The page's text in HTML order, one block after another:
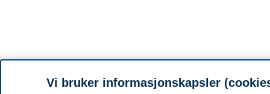
Vi bruker informasjonskapsler